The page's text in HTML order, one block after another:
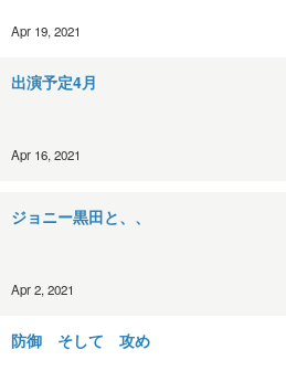
Apr 19, 2021
出演予定4月
Apr 16, 2021
ジョニー黒田と、、
Apr 2, 2021
防御 そして 攻め